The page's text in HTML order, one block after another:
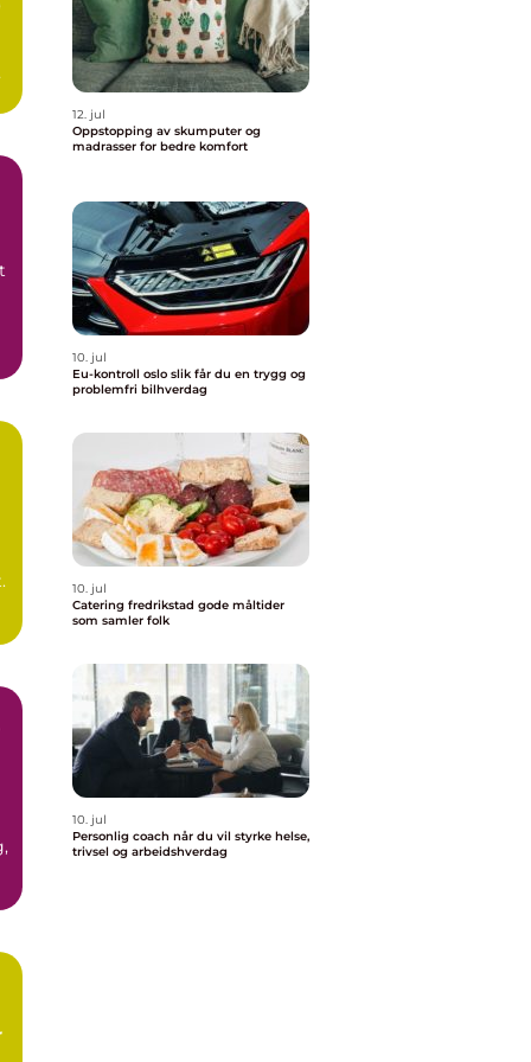
12. jul
Oppstopping av skumputer og
madrasser for bedre komfort
10. jul
Eu-kontroll oslo slik får du en trygg og
problemfri bilhverdag
10. jul
Catering fredrikstad gode måltider
som samler folk
10. jul
Personlig coach når du vil styrke helse,
trivsel og arbeidshverdag